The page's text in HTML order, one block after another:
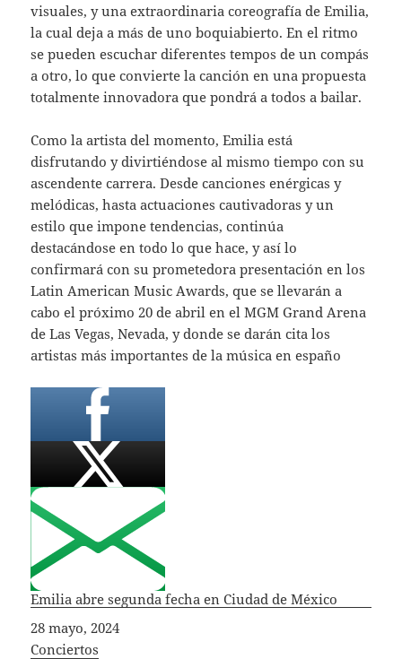
visuales, y una extraordinaria coreografía de Emilia,
la cual deja a más de uno boquiabierto. En el ritmo
se pueden escuchar diferentes tempos de un compás
a otro, lo que convierte la canción en una propuesta
totalmente innovadora que pondrá a todos a bailar.
Como la artista del momento, Emilia está
disfrutando y divirtiéndose al mismo tiempo con su
ascendente carrera. Desde canciones enérgicas y
melódicas, hasta actuaciones cautivadoras y un
estilo que impone tendencias, continúa
destacándose en todo lo que hace, y así lo
confirmará con su prometedora presentación en los
Latin American Music Awards, que se llevarán a
cabo el próximo 20 de abril en el MGM Grand Arena
de Las Vegas, Nevada, y donde se darán cita los
artistas más importantes de la música en españo
Emilia abre segunda fecha en Ciudad de México
Fecha
28 mayo, 2024
In relation to
Conciertos